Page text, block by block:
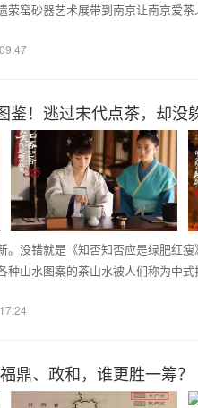
荥窑砂器艺术展带到南京让南京爱
鉴！逃过宋代点茶，却没
。没错就是《知否知否应是绿肥红
种山水图案的茶山水被人们称为中
鼎、政和，谁更胜一筹？